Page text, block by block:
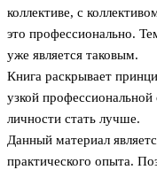
коллективе, с
это профессионально.
уже является таковым.
Книга раскрывает
узкой
личности стать лучше.
Данный материал
практического опыта.